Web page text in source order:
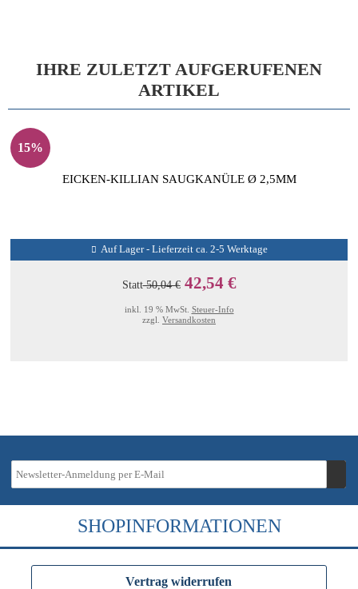
IHRE ZULETZT AUFGERUFENEN
ARTIKEL
15%
EICKEN-KILLIAN SAUGKANÜLE Ø 2,5MM
Auf Lager - Lieferzeit ca. 2-5 Werktage
Statt50,04 € 42,54 €
inkl. 19 % MwSt. Steuer-Info
zzgl. Versandkosten
SHOPINFORMATIONEN
Vertrag widerrufen